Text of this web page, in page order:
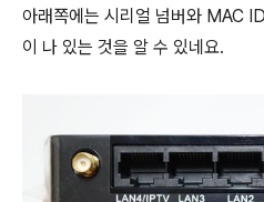
아래쪽에는 시리얼 넘버와 MAC
이 나 있는 것을 알 수 있네요.